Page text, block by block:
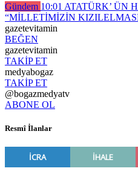
Gündem 10:01 ATATÜRK’ ÜN
“MİLLETİMİZİN
gazetevitamin
BEĞEN
gazetevitamin
TAKİP ET
medyabogaz
TAKİP ET
@bogazmedyatv
ABONE OL
Resmî İlanlar